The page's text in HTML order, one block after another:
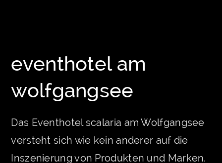
eventhotel am
wolfgangsee
Das Eventhotel scalaria am Wolfgangsee
versteht sich wie kein anderer auf die
Inszenierung von Produkten und Marken.